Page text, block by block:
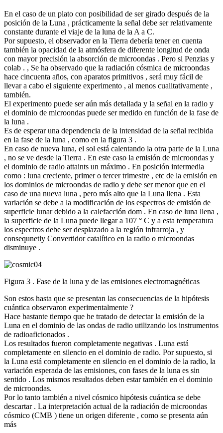
En el caso de un plato con posibilidad de ser girado después de la
posición de la Luna , prácticamente la señal debe ser relativamente
constante durante el viaje de la luna de la A a C.
Por supuesto, el observador en la Tierra debería tener en cuenta
también la opacidad de la atmósfera de diferente longitud de onda
con mayor precisión la absorción de microondas . Pero si Penzias y
colab . , Se ha observado que la radiación cósmica de microondas
hace cincuenta años, con aparatos primitivos , será muy fácil de
llevar a cabo el siguiente experimento , al menos cualitativamente ,
también.
El experimento puede ser aún más detallada y la señal en la radio y
el dominio de microondas puede ser medido en función de la fase de
la luna .
Es de esperar una dependencia de la intensidad de la señal recibida
en la fase de la luna , como en la figura 3 .
En caso de nueva luna, el sol está calentando la otra parte de la Luna
, no se ve desde la Tierra . En este caso la emisión de microondas y
el dominio de radio attaints un máximo . En posición intermedia
como : luna creciente, primer o tercer trimestre , etc de la emisión en
los dominios de microondas de radio y debe ser menor que en el
caso de una nueva luna , pero más alto que la Luna llena . Esta
variación se debe a la modificación de los espectros de emisión de
superficie lunar debido a la calefacción dom . En caso de luna llena ,
la superficie de la Luna puede llegar a 107 ° C y a esta temperatura
los espectros debe ser desplazado a la región infrarroja , y
consequnetly Convertidor catalítico en la radio o microondas
disminuye .
Figura 3 . Fase de la luna y de las emisiones electromagnéticas
Son estos hasta que se presentan las consecuencias de la hipótesis
cuántica observaron experimentalmente ?
Hace bastante tiempo que he tratado de detectar la emisión de la
Luna en el dominio de las ondas de radio utilizando los instrumentos
de radioaficionados .
Los resultados fueron completamente negativas . Luna está
completamente en silencio en el dominio de radio. Por supuesto, si
la Luna está completamente en silencio en el dominio de la radio, la
variación esperada de las emisiones, con fases de la luna es sin
sentido . Los mismos resultados deben estar también en el dominio
de microondas.
Por lo tanto también a nivel cósmico hipótesis cuántica se debe
descartar . La interpretación actual de la radiación de microondas
cósmico (CMB ) tiene un origen diferente , como se presenta aún
más